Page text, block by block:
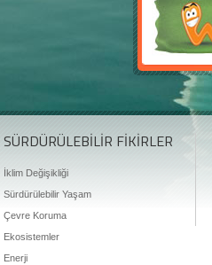
SÜRDÜRÜLEBİLİR FİKİRLER
İklim Değişikliği
Sürdürülebilir Yaşam
Çevre Koruma
Ekosistemler
Enerji